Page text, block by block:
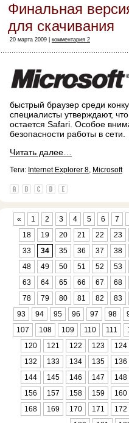
Финальная
для скачивания
20 марта 2009 | комментария 2
быстрый браузер среди
специалисты утверждают,
остается Safari. Особое
безопасности работы в сети.
Читать далее…
Теги: Internet Explorer 8, Microsoft
« 1 2 3 4 5 6 7
18
19 20 21 22
23
33
34 35 36 37
38
48
49 50 51 52
53
63
64 65 66 67
68
78
79 80 81 82
83
93
94 95 96 97 98
107
108 109 110 111
120
121 122 123
124
132
133 134 135
136
144
145 146 147
148
156
157 158 159
160
168
169 170 171
172